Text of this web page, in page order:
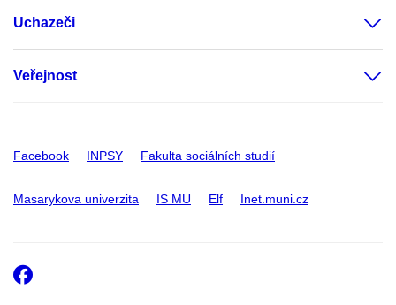
Uchazeči
Veřejnost
Facebook INPSY Fakulta sociálních studií
Masarykova univerzita IS MU Elf Inet.muni.cz
Facebook